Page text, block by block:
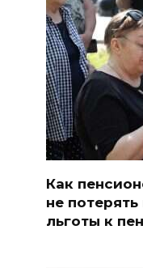
Как
не
льготы к